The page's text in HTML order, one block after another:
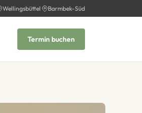
Wellingsbüttel· Barmbek-Süd
Termin buchen